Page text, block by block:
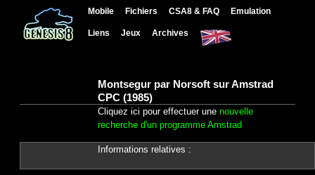
Mobile Fichiers CSA8 & FAQ Emulation
Liens Jeux Archives
Montsegur par Norsoft sur Amstrad
CPC (1985)
Cliquez ici pour effectuer une nouvelle
recherche d'un programme Amstrad
Informations relatives :